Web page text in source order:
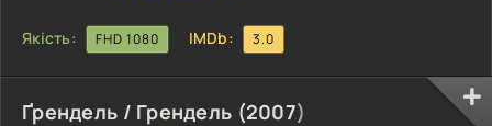
Якість: FHD 1080 IMDb: 3.0
Ґрендель / Грендель (2007)